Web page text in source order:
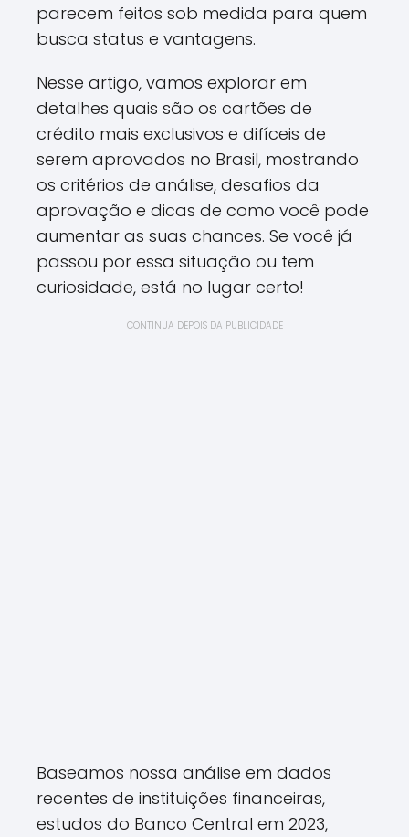
parecem feitos sob medida para quem
busca status e vantagens.
Nesse artigo, vamos explorar em
detalhes quais são os cartões de
crédito mais exclusivos e difíceis de
serem aprovados no Brasil, mostrando
os critérios de análise, desafios da
aprovação e dicas de como você pode
aumentar as suas chances. Se você já
passou por essa situação ou tem
curiosidade, está no lugar certo!
CONTINUA DEPOIS DA PUBLICIDADE
Baseamos nossa análise em dados
recentes de instituições financeiras,
estudos do Banco Central em 2023,